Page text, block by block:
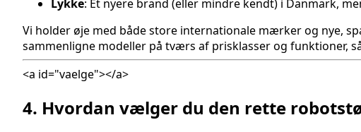
Lykke: Et nyere brand (eller mindre kendt) i Danmark,
Vi holder øje med både store internationale mærker og nye,
sammenligne modeller på tværs af prisklasser og funktioner,
<a id="vaelge"></a>
4. Hvordan vælger du den rette